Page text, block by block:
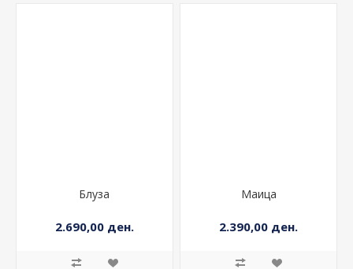
Блуза
2.690,00 ден.
Маица
2.390,00 ден.